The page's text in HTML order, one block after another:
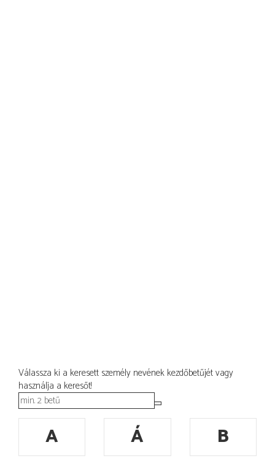
Válassza ki a keresett személy nevének kezdőbetűjét vagy
használja a keresőt!
A Á
B